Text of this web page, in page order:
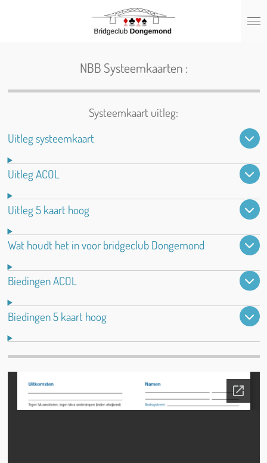
NBB Systeemkaarten :
Systeemkaart uitleg:
Uitleg systeemkaart
Uitleg ACOL
Uitleg 5 kaart hoog
Wat houdt het in voor bridgeclub Dongemond
Biedingen ACOL
Biedingen 5 kaart hoog